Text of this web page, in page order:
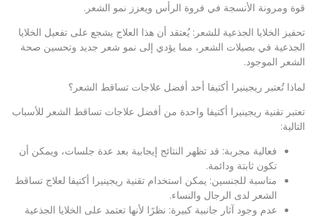
قوة ومرونة الأنسجة في فروة الرأس ويعزز نمو الشعر.
تحفيز الخلايا الجذعية للشعر: يُعتقد أن هذا العلاج يشجع على تفعيل الخلايا
الجذعية في بصيلات الشعر، مما يؤدي إلى نمو شعر جديد وتحسين صحة
الشعر الموجود.
لماذا تُعتبر ريجينيرا أكتيفا أحد أفضل علاجات تساقط الشعر؟
تعتبر تقنية ريجينيرا أكتيفا واحدة من أفضل علاجات تساقط الشعر للأسباب
التالية:
فعالية مجربة: قد تظهر النتائج إيجابية بعد عدة جلسات، ويمكن أن
تكون ثابتة ودائمة.
مناسبة للجنسين: يمكن استخدام تقنية ريجينيرا أكتيفا لعلاج تساقط
الشعر لدى الرجال والنساء.
عدم وجود آثار جانبية كبيرة: نظرًا لأنها تعتمد على الخلايا الجذعية